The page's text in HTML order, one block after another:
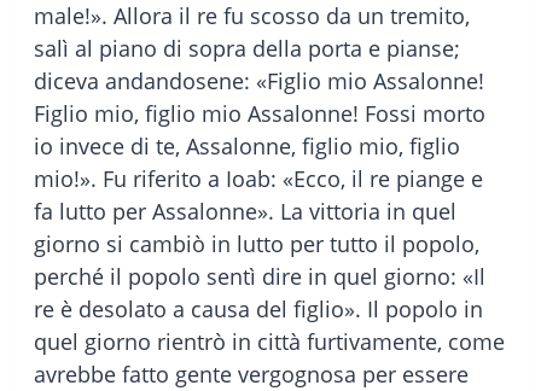
male!». Allora il re fu scosso da un tremito,
salì al piano di sopra della porta e pianse;
diceva andandosene: «Figlio mio Assalonne!
Figlio mio, figlio mio Assalonne! Fossi morto
io invece di te, Assalonne, figlio mio, figlio
mio!». Fu riferito a Ioab: «Ecco, il re piange e
fa lutto per Assalonne». La vittoria in quel
giorno si cambiò in lutto per tutto il popolo,
perché il popolo sentì dire in quel giorno: «Il
re è desolato a causa del figlio». Il popolo in
quel giorno rientrò in città furtivamente, come
avrebbe fatto gente vergognosa per essere